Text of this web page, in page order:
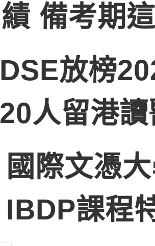
績 備考期
DSE放榜
20人留港
國際文憑
IBDP課程